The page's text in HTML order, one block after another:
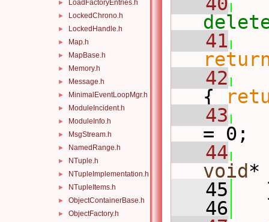
► LoadFactoryEntries.h
► LockedChrono.h
► LockedHandle.h
► Map.h
► MapBase.h
► Memory.h
► Message.h
► MinimalEventLoopMgr.h
► ModuleIncident.h
► ModuleInfo.h
► MsgStream.h
► NamedRange.h
► NTuple.h
► NTupleImplementation.h
► NTupleItems.h
► ObjectContainerBase.h
► ObjectFactory.h
   41
   42
{
   43
= 0;
   44
void*
   45
   46